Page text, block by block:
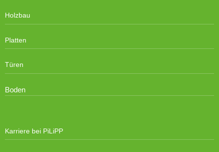
Holzbau
Platten
Türen
Boden
Karriere bei PiLiPP